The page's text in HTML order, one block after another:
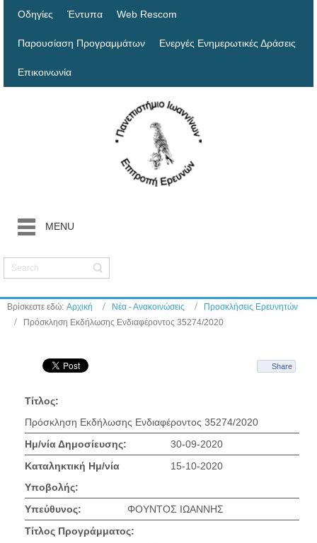
Οδηγίες Έντυπα Web Rescom
Παρουσίαση Προγραμμάτων Ενεργές Ενημερωτικές Δράσεις
Επικοινωνία
MENU
Βρίσκεστε εδώ: Αρχική Νέα - Ανακοινώσεις
Προσκλήσεις Ερευνητών
Πρόσκληση Εκδήλωσης Ενδιαφέροντος 35274/2020
Share
Τίτλος:
Πρόσκληση Εκδήλωσης Ενδιαφέροντος 35274/2020
Ημ/νία Δημοσίευσης:
30-09-2020
Καταληκτική Ημ/νία
Υποβολής:
15-10-2020
Υπεύθυνος:
ΦΟΥΝΤΟΣ ΙΩΑΝΝΗΣ
Τίτλος Προγράμματος: